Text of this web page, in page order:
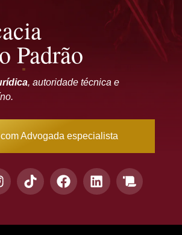
Padrão
, autoridade técnica e
Advogada especialista